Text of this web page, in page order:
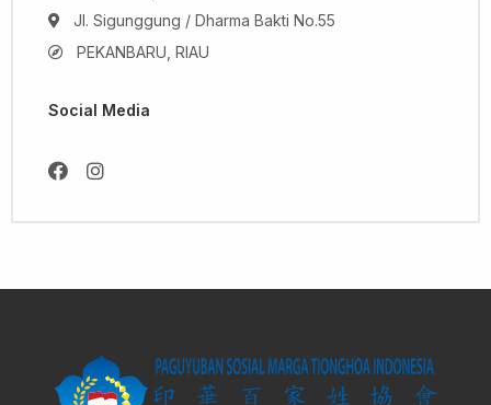
Jl. Sigunggung / Dharma Bakti No.55
PEKANBARU, RIAU
Social Media